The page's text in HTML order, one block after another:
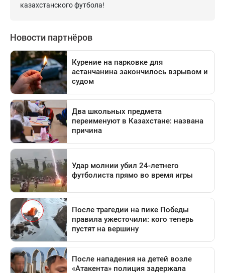
казахстанского футбола!